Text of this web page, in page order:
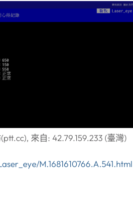
來自: 42.79.159.233 (臺灣)
M.1681610766.A.541.html